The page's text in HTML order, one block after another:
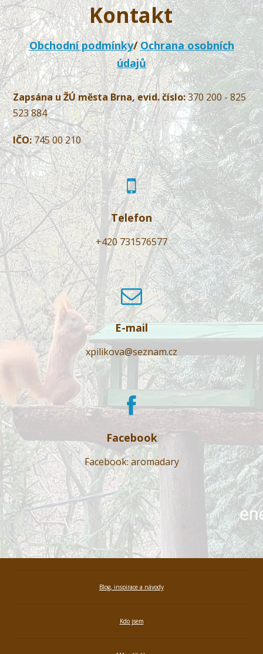
Kontakt
Obchodní podmínky/Ochrana osobních
údajů
Zapsána u ŽÚ města Brna, evid. číslo:370 200 - 825
523 884
IČO:745 00 210
Telefon
+420 731576577
E-mail
xpilikova@seznam.cz
Facebook
Facebook: aromadary
Blog, inspirace a návody
Kdo jsem